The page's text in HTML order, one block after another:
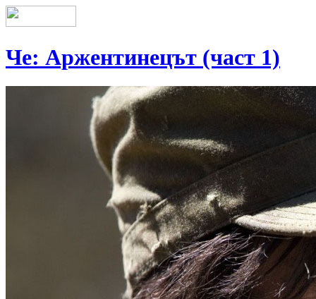
Че: Аржентинецът (част 1)